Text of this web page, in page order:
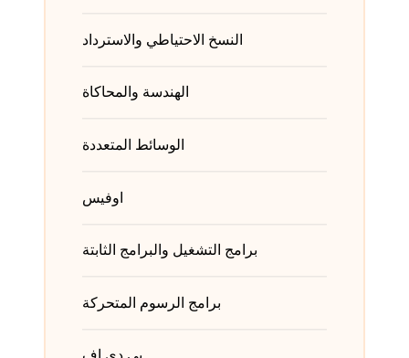
النسخ الاحتياطي والاسترداد
الهندسة والمحاكاة
الوسائط المتعددة
اوفيس
برامج التشغيل والبرامج الثابتة
برامج الرسوم المتحركة